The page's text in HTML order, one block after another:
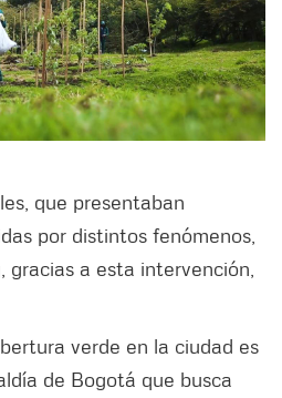
que presentaban
por distintos fenómenos,
gracias a esta intervención,
verde en la ciudad es
de Bogotá que busca